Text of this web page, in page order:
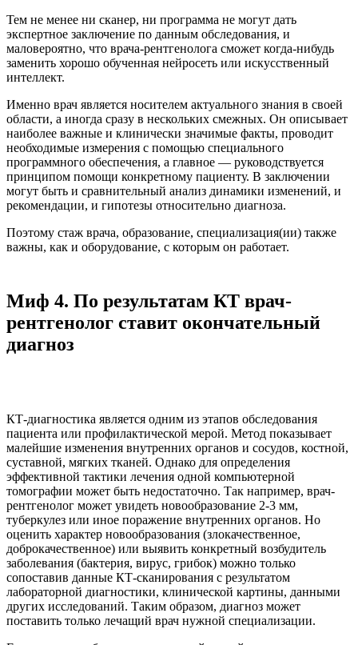
Тем не менее ни сканер, ни программа не могут дать
экспертное заключение по данным обследования, и
маловероятно, что врача-рентгенолога сможет когда-нибудь
заменить хорошо обученная нейросеть или искусственный
интеллект.
Именно врач является носителем актуального знания в своей
области, а иногда сразу в нескольких смежных. Он описывает
наиболее важные и клинически значимые факты, проводит
необходимые измерения с помощью специального
программного обеспечения, а главное — руководствуется
принципом помощи конкретному пациенту. В заключении
могут быть и сравнительный анализ динамики изменений, и
рекомендации, и гипотезы относительно диагноза.
Поэтому стаж врача, образование, специализация(ии) также
важны, как и оборудование, с которым он работает.
Миф 4. По результатам КТ врач-
рентгенолог ставит окончательный
диагноз
КТ-диагностика является одним из этапов обследования
пациента или профилактической мерой. Метод показывает
малейшие изменения внутренних органов и сосудов, костной,
суставной, мягких тканей. Однако для определения
эффективной тактики лечения одной компьютерной
томографии может быть недостаточно. Так например, врач-
рентгенолог может увидеть новообразование 2-3 мм,
туберкулез или иное поражение внутренних органов. Но
оценить характер новообразования (злокачественное,
доброкачественное) или выявить конкретный возбудитель
заболевания (бактерия, вирус, грибок) можно только
сопоставив данные КТ-сканирования с результатом
лабораторной диагностики, клинической картины, данными
других исследований. Таким образом, диагноз может
поставить только лечащий врач нужной специализации.